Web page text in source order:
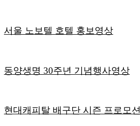
서울 노보텔 호텔 홍보영상
동양생명 30주년 기념행사영상
현대캐피탈 배구단 시즌 프로모